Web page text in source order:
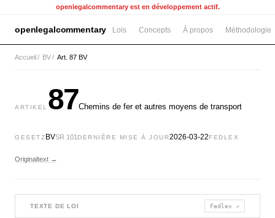
openlegalcommentary est en développement actif.
openlegalcommentary Lois Concepts À propos Méthodologie
Accueil/ BV/ Art. 87 BV
ARTIKEL 87Chemins de fer et autres moyens de transport
GESETZ BVSR 101 DERNIÈRE MISE À JOUR2026-03-22FEDLEX
Originaltext →
TEXTE DE LOI Fedlex ↗